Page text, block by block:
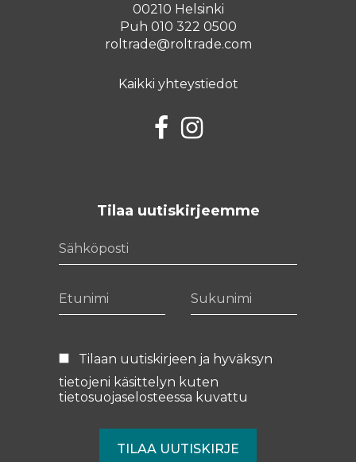
00210 Helsinki
Puh 010 322 0500
roltrade@roltrade.com
Kaikki yhteystiedot
FacebookInstagram
Tilaa uutiskirjeemme
Tilaan uutiskirjeen ja hyväksyn
tietojeni käsittelyn kuten
tietosuojaselosteessa kuvattu